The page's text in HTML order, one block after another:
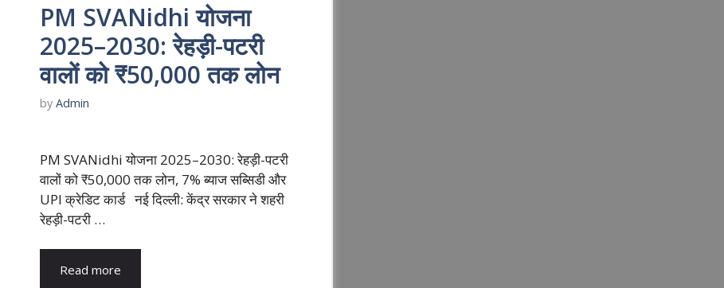
PM SVANidhi योजना
2025–2030: रेहड़ी-पटरी
वालों को ₹50,000 तक लोन
by Admin
PM SVANidhi योजना 2025–2030: रेहड़ी-पटरी
वालों को ₹50,000 तक लोन, 7% ब्याज सब्सिडी और
UPI क्रेडिट कार्ड नई दिल्ली: केंद्र सरकार ने शहरी
रेहड़ी-पटरी …
Read more